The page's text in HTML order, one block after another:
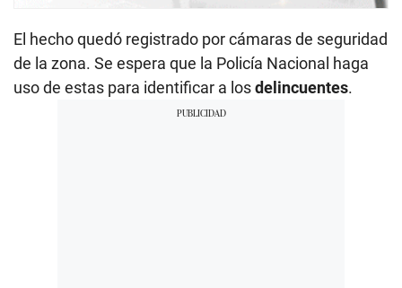
El hecho quedó registrado por cámaras de seguridad
de la zona. Se espera que la Policía Nacional haga
uso de estas para identificar a losdelincuentes.